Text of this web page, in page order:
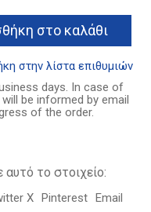
είναι:
19.80€.
στο καλάθι
στην λίστα επιθυμιών
days. In case of
be informed by email
of the order.
αυτό το στοιχείο:
X Pinterest Email